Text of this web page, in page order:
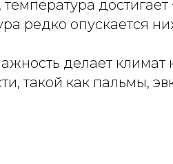
достигает
редко опускается
делает
такой как пальмы,